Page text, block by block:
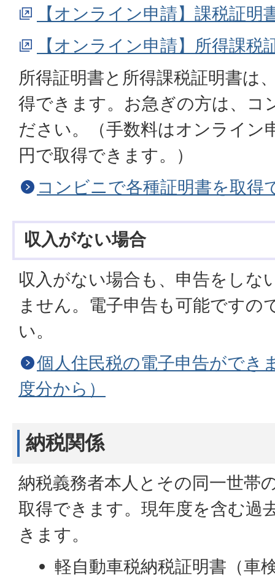
【オンライン申請】課税証明
【オンライン申請】所得課税
所得証明書と所得課税証明書は
得できます。お急ぎの方は、コ
ださい。（手数料はオンライン
円で取得できます。）
コンビニで各種証明書を取得
収入がない場合
収入がない場合も、申告をしな
ません。電子申告も可能ですの
い。
個人住民税の電子申告ができ
度分から）
納税関係
納税義務者本人とその同一世帯
取得できます。現年度を含む過
きます。
軽自動車税納税証明書（車